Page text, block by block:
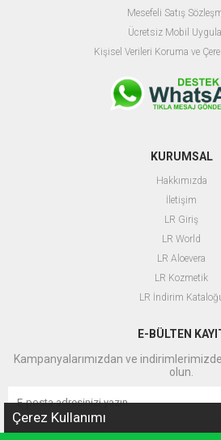
Mesefeli Satış
Ücretsiz Mobil
Kişisel Verileri Koruma ve
KURUMSAL
Hakkımızda
İletişim
LR Giriş
L R World
LR Aloevera
LR Kozmetik
LR İndirim
E-BÜLTEN
Kampanyalarımızdan ve
olun.
Çerez Kullanımı